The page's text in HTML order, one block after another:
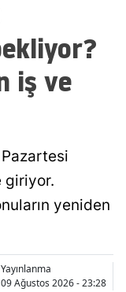
iş ve
giriyor.
yeniden
Yayınlanma
09 Ağustos 2026 - 23:28